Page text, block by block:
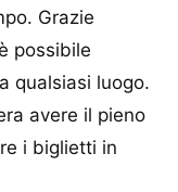
Grazie
possibile
qualsiasi luogo.
avere il pieno
i biglietti in